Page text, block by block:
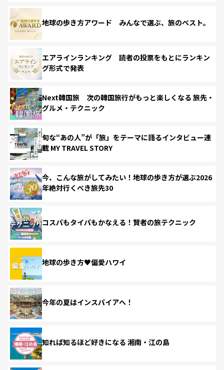
地球の歩き方アワード みんなで選ぶ、旅のベスト。
エアラインランキング 読者の投票をもとにランキン
グ形式で発表
Next韓国旅 次の韓国旅行がもっと楽しくなる 旅先・
グルメ・テクニック
旬な“あの人”が「旅」をテーマに語るインタビュー連
載 MY TRAVEL STORY
今、こんな旅がしてみたい！地球の歩き方が選ぶ2026
年絶対行くべき旅先30
コスパもタイパもかなえる！賢者の旅テクニック
地球の歩き方♥偏愛ハワイ
今年の夏はインスパイアへ！
知れば知るほど好きになる 湘南・江の島